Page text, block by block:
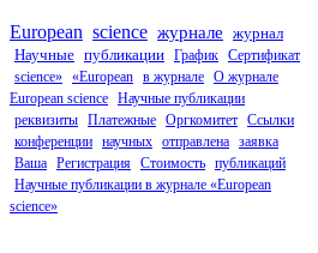
European science журнале журнал
Научные публикации График Сертификат
science» «European в журнале О журнале
European science Научные публикации
реквизиты Платежные Оргкомитет Ссылки
конференции научных отправлена заявка
Ваша Регистрация Стоимость публикаций
Научные публикации в журнале «European
science»